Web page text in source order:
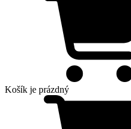
Košík je prázdný